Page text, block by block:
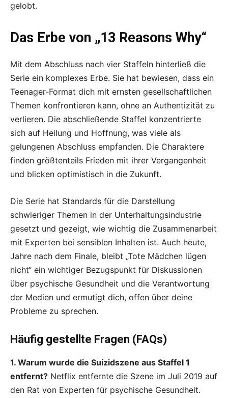
gelobt.
Das Erbe von „13 Reasons Why“
Mit dem Abschluss nach vier Staffeln hinterließ die
Serie ein komplexes Erbe. Sie hat bewiesen, dass ein
Teenager-Format dich mit ernsten gesellschaftlichen
Themen konfrontieren kann, ohne an Authentizität zu
verlieren. Die abschließende Staffel konzentrierte
sich auf Heilung und Hoffnung, was viele als
gelungenen Abschluss empfanden. Die Charaktere
finden größtenteils Frieden mit ihrer Vergangenheit
und blicken optimistisch in die Zukunft.
Die Serie hat Standards für die Darstellung
schwieriger Themen in der Unterhaltungsindustrie
gesetzt und gezeigt, wie wichtig die Zusammenarbeit
mit Experten bei sensiblen Inhalten ist. Auch heute,
Jahre nach dem Finale, bleibt „Tote Mädchen lügen
nicht“ ein wichtiger Bezugspunkt für Diskussionen
über psychische Gesundheit und die Verantwortung
der Medien und ermutigt dich, offen über deine
Probleme zu sprechen.
Häufig gestellte Fragen (FAQs)
1. Warum wurde die Suizidszene aus Staffel 1
entfernt? Netflix entfernte die Szene im Juli 2019 auf
den Rat von Experten für psychische Gesundheit.